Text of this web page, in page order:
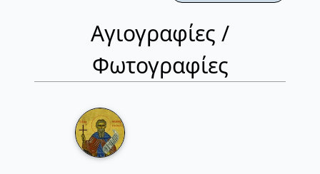
Αγιογραφίες /
Φωτογραφίες